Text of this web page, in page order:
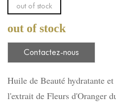
out of stock
out of stock
Contactez-nous
Huile de Beauté hydratante
l'extrait de Fleurs d'Oranger